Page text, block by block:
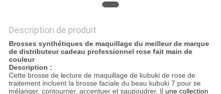
Description de produit
Brosses synthétiques de maquillage du meilleur de marque
de distributeur cadeau professionnel rose fait main de
couleur
Description :
Cette brosse de lecture de maquillage de kubuki de rose de
traitement incluent la brosse faciale du beau kubuki 7 pour se
mélanger, contourner, accentuer et saupoudrer. Il une collection